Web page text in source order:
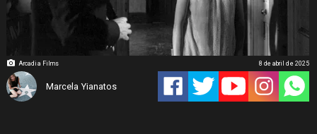
Arcadia Films
Marcela Yianatos
8 de abril de 2025